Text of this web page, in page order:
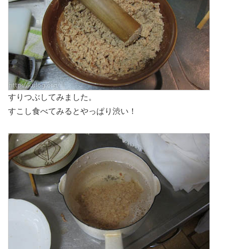
すりつぶしてみました。
すこし食べてみるとやっぱり渋い！